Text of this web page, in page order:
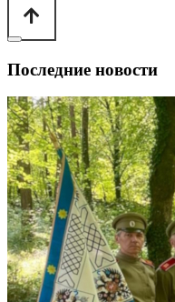
Последние новости